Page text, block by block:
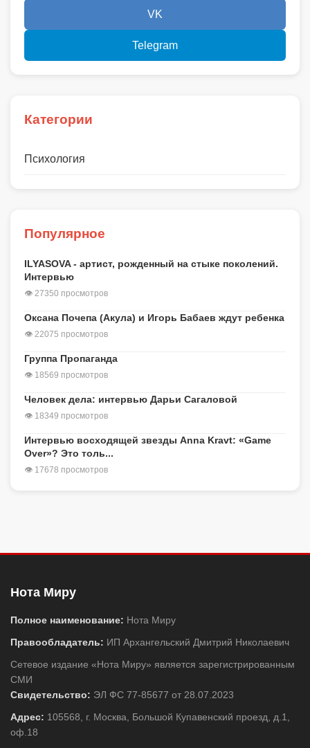
VK
Telegram
Категории
Психология
Популярное
ILYASOVA - артист, рожденный на стыке поколений.
Интервью
👁 27350 просмотров
Оксана Почепа (Акула) и Игорь Бабаев ждут ребенка
👁 22075 просмотров
Группа Пропаганда
👁 18569 просмотров
Человек дела: интервью Дарьи Сагаловой
👁 18349 просмотров
Интервью восходящей звезды Anna Kravt: «Game
Over»? Это толь...
👁 17678 просмотров
Нота Миру
Полное наименование: Нота Миру
Правообладатель: ИП Архангельский Дмитрий Николаевич
Сетевое издание «Нота Миру» является зарегистрированным
СМИ
Свидетельство: ЭЛ ФС 77-85677 от 28.07.2023
Адрес: 105568, г. Москва, Большой Купавенский проезд, д.1,
оф.18